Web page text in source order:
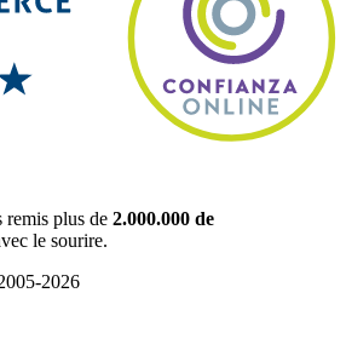
remis plus de 2.000.000 de
le sourire.
2026